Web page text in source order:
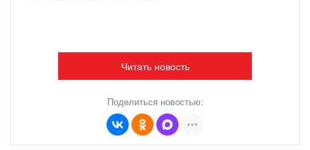
Читать новость
Поделиться новостью: